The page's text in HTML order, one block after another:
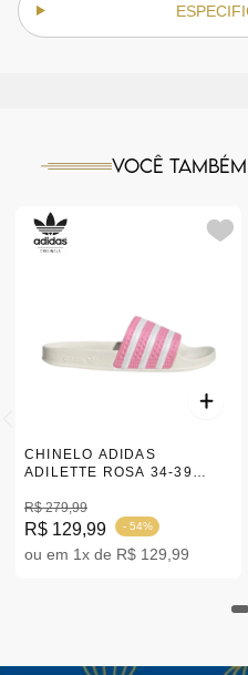
Você
CHINELO ADIDAS
ADILETTE ROSA 34-39
R$ 279,99
R$ 129,99 - 54%
ou em 1x de R$ 129,99